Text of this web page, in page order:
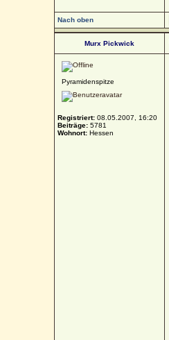
Nach oben
Murx Pickwick
Pyramidenspitze
Registriert: 08.05.2007, 16:20
Beiträge: 5781
Wohnort: Hessen